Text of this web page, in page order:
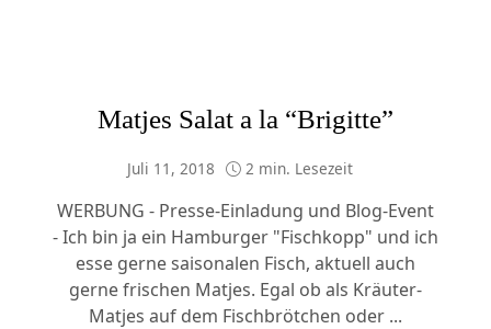
Matjes Salat a la “Brigitte”
Juli 11, 2018 2 min. Lesezeit
WERBUNG - Presse-Einladung und Blog-Event
- Ich bin ja ein Hamburger "Fischkopp" und ich
esse gerne saisonalen Fisch, aktuell auch
gerne frischen Matjes. Egal ob als Kräuter-
Matjes auf dem Fischbrötchen oder ...